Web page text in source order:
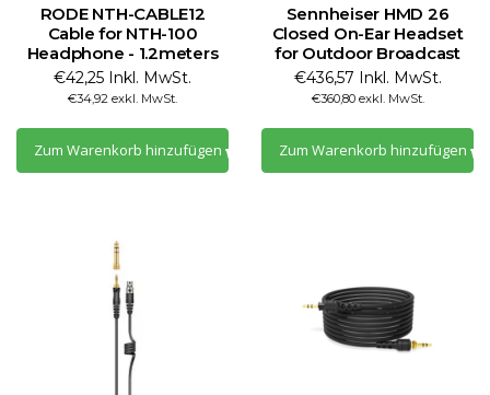
RODE NTH-CABLE12
Cable for NTH-100
Headphone - 1.2meters
€42,25 Inkl. MwSt.
€34,92 exkl. MwSt.
Zum Warenkorb hinzufügen
Sennheiser HMD 26
Closed On-Ear Headset
for Outdoor Broadcast
€436,57 Inkl. MwSt.
€360,80 exkl. MwSt.
Zum Warenkorb hinzufügen